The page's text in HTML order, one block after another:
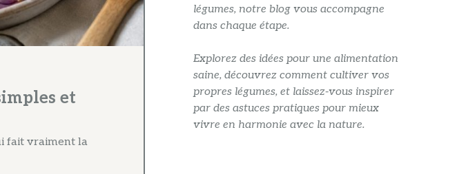
et
fait vraiment la
légumes, notre blog vous accompagne
dans chaque étape.
Explorez des idées pour une alimentation
saine, découvrez comment cultiver vos
propres légumes, et laissez-vous inspirer
par des astuces pratiques pour mieux
vivre en harmonie avec la nature.